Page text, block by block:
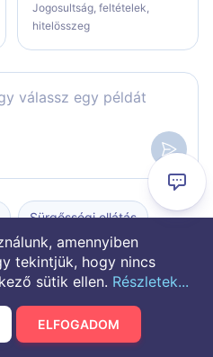
Jogosultság, feltételek,
hitelösszeg
egy példát lentről
Sürgősségi ellátás
Repülős fedezetek
példák
amennyiben
tekintjük, hogy nincs
sütik ellen. Részletek...
ELFOGADOM